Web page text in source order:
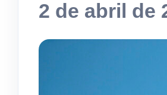
2 de abril de